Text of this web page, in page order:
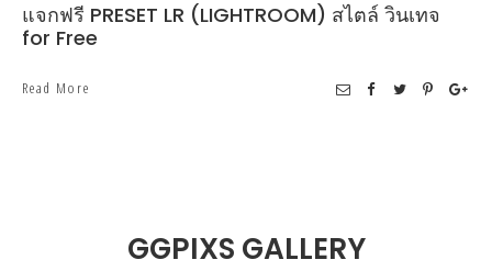
แจกฟรี PRESET LR (LIGHTROOM) สไตล์ วินเทจ
for Free
Read More
GGPIXS GALLERY